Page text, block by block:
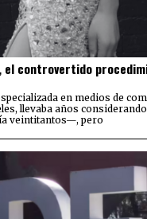
el controvertido
en medios de
llevaba años
veintitantos—, pero